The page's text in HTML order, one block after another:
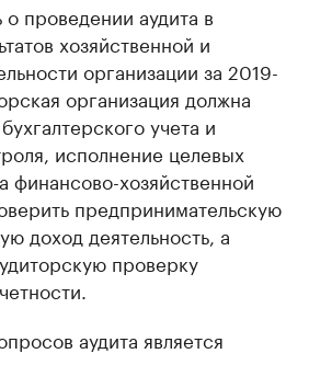
проведении аудита в
хозяйственной и
организации за 2019-
организация должна
учета и
исполнение целевых
финансово-хозяйственной
предпринимательскую
доход деятельность, а
проверку
аудита является